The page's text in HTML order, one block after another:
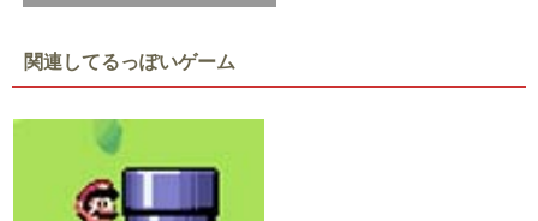
関連してるっぽいゲーム